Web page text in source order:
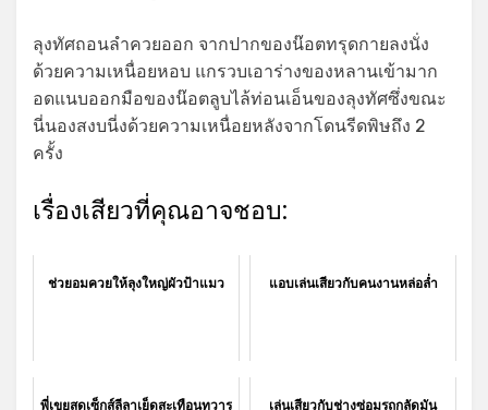
ลุงทัศถอนลำควยออก จากปากของน๊อตทรุดกายลงนั่ง
ด้วยความเหนื่อยหอบ แกรวบเอาร่างของหลานเข้ามาก
อดแนบออกมือของน๊อตลูบไล้ท่อนเอ็นของลุงทัศซึ่งขณะ
นี่นองสงบนี่งด้วยความเหนื่อยหลังจากโดนรีดพิษถึง 2
ครั้ง
เรื่องเสียวที่คุณอาจชอบ:
ช่วยอมควยให้ลุงใหญ่ผัวป้าแมว แอบเล่นเสียวกับคนงานหล่อล่ำ
พี่เขยสุดเซ็กส์ลีลาเย็ดสะเทือนทวาร เล่นเสียวกับช่างซ่อมรถกลัดมัน